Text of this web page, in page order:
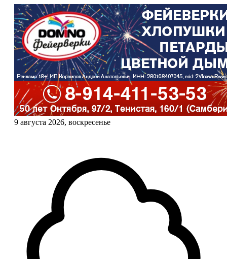
9 августа 2026, воскресенье